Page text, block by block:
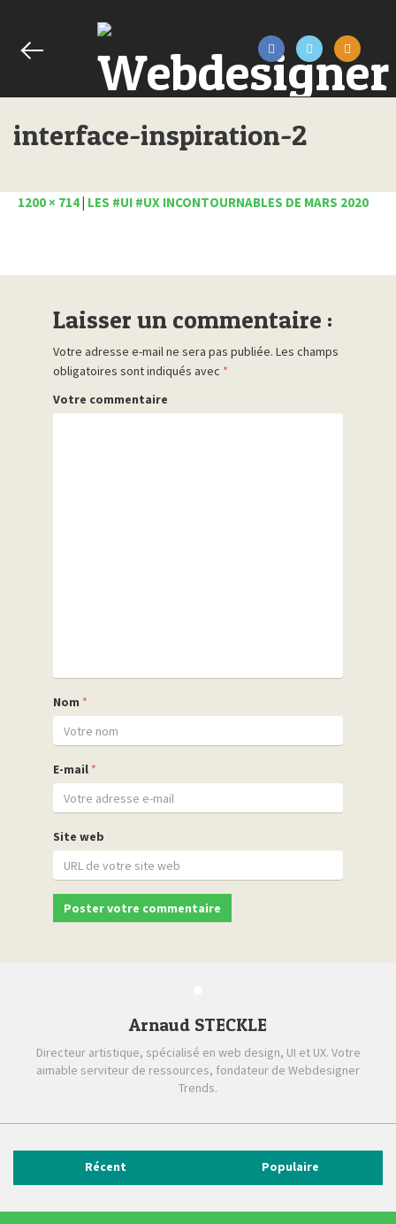
interface-inspiration-2
1200 × 714| LES #UI #UX INCONTOURNABLES DE MARS 2020
Laisser un commentaire :
Votre adresse e-mail ne sera pas publiée. Les champs
obligatoires sont indiqués avec *
Votre commentaire
Nom *
E-mail *
Site web
Arnaud STECKLE
Directeur artistique, spécialisé en web design, UI et UX. Votre
aimable serviteur de ressources, fondateur de Webdesigner
Trends.
Récent Populaire